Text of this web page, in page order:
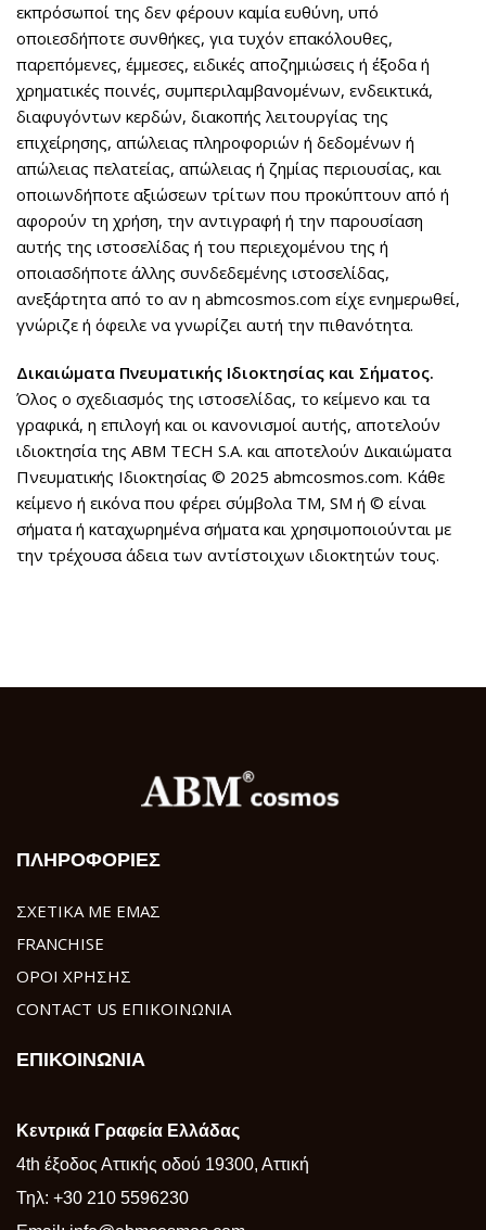
εκπρόσωποί της δεν φέρουν καμία ευθύνη, υπό
οποιεσδήποτε συνθήκες, για τυχόν επακόλουθες,
παρεπόμενες, έμμεσες, ειδικές αποζημιώσεις ή έξοδα ή
χρηματικές ποινές, συμπεριλαμβανομένων, ενδεικτικά,
διαφυγόντων κερδών, διακοπής λειτουργίας της
επιχείρησης, απώλειας πληροφοριών ή δεδομένων ή
απώλειας πελατείας, απώλειας ή ζημίας περιουσίας, και
οποιωνδήποτε αξιώσεων τρίτων που προκύπτουν από ή
αφορούν τη χρήση, την αντιγραφή ή την παρουσίαση
αυτής της ιστοσελίδας ή του περιεχομένου της ή
οποιασδήποτε άλλης συνδεδεμένης ιστοσελίδας,
ανεξάρτητα από το αν η abmcosmos.com είχε ενημερωθεί,
γνώριζε ή όφειλε να γνωρίζει αυτή την πιθανότητα.
Δικαιώματα Πνευματικής Ιδιοκτησίας και Σήματος.
Όλος ο σχεδιασμός της ιστοσελίδας, το κείμενο και τα
γραφικά, η επιλογή και οι κανονισμοί αυτής, αποτελούν
ιδιοκτησία της ABM TECH S.A. και αποτελούν Δικαιώματα
Πνευματικής Ιδιοκτησίας © 2025 abmcosmos.com. Κάθε
κείμενο ή εικόνα που φέρει σύμβολα TM, SM ή © είναι
σήματα ή καταχωρημένα σήματα και χρησιμοποιούνται με
την τρέχουσα άδεια των αντίστοιχων ιδιοκτητών τους.
ΠΛΗΡΟΦΟΡΙΕΣ
ΣΧΕΤΙΚΑ ΜΕ ΕΜΑΣ
FRANCHISE
ΟΡΟΙ ΧΡΗΣΗΣ
CONTACT US ΕΠΙΚΟΙΝΩΝΙΑ
ΕΠΙΚΟΙΝΩΝΙΑ
Κεντρικά Γραφεία Ελλάδας
4th έξοδος Αττικής οδού 19300, Αττική
Τηλ: +30 210 5596230